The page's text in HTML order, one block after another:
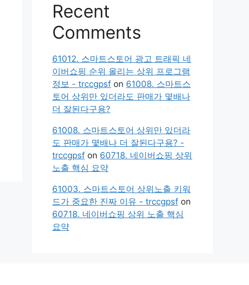
Recent
Comments
61012. 스마트스토어 광고 트래픽 네
이버쇼핑 순위 올리는 상위 프로그램
정보 - trccgpsf on 61008. 스마트스
토어 상위만 있더라도 판매가 몇배나
더 잘된다구용?
61008. 스마트스토어 상위만 있더라
도 판매가 몇배나 더 잘된다구용? -
trccgpsf on 60718. 네이버쇼핑 상위
노출 핵심 요약
61003. 스마트스토어 상위노출 키워
드가 중요한 진짜 이유 - trccgpsf on
60718. 네이버쇼핑 상위 노출 핵심
요약